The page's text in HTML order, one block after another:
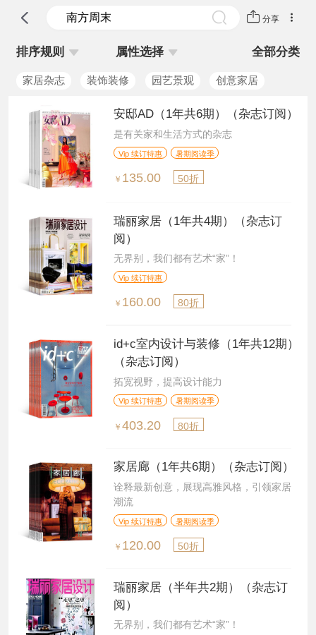
分享
排序规则 属性选择 全部分类
家居杂志 装饰装修 园艺景观 创意家居
安邸AD（1年共6期）（杂志订阅）
是有关家和生活方式的杂志
Vip 续订特惠 暑期阅读季
￥ 135.00 50折
瑞丽家居（1年共4期）（杂志订
阅）
无界别，我们都有艺术“家”！
Vip 续订特惠
￥ 160.00 80折
id+c室内设计与装修（1年共12期）
（杂志订阅）
拓宽视野，提高设计能力
Vip 续订特惠 暑期阅读季
￥403.20 80折
家居廊（1年共6期）（杂志订阅）
诠释最新创意，展现高雅风格，引领家居
潮流
Vip 续订特惠 暑期阅读季
￥ 120.00 50折
瑞丽家居（半年共2期）（杂志订
阅）
无界别，我们都有艺术“家”！